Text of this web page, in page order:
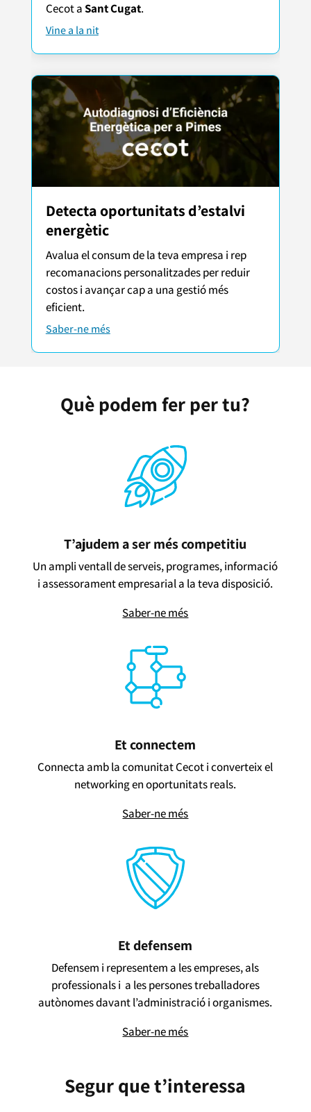
Cecot aSant Cugat.
Vine a la nit
Detecta oportunitats d’estalvi
energètic
Avalua el consum de la teva empresa i rep
recomanacions personalitzades per reduir
costos i avançar cap a una gestió més
eficient.
Saber-ne més
Què podem fer per tu?
T’ajudem a ser més competitiu
Un ampli ventall de serveis, programes, informació
i assessorament empresarial a la teva disposició.
Saber-ne més
Et connectem
Connecta amb la comunitat Cecot i converteix el
networking en oportunitats reals.
Saber-ne més
Et defensem
Defensem i representem a les empreses, als
professionals i a les persones treballadores
autònomes davant l’administració i organismes.
Saber-ne més
Segur que t’interessa